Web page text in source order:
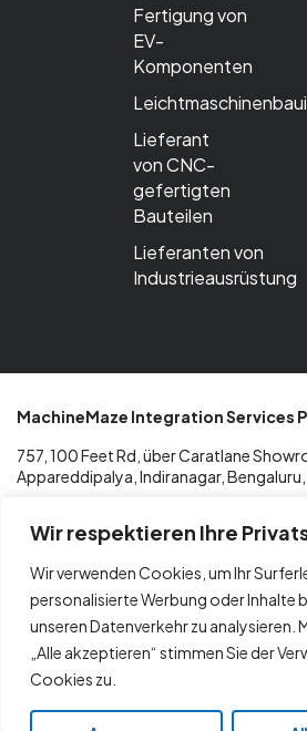
Wir respektieren Ihre
Wir verwenden Cookies, um Ihr
personalisierte Werbung oder Inhalte
unseren Datenverkehr zu analysieren.
„Alle akzeptieren“ stimmen Sie der
Cookies zu.
Fertigung von
EV-
Komponenten
Lieferant
von CNC-
gefertigten
Bauteilen
Lieferanten von
Industrieausrüstung
MachineMaze Integration Services
757, 100 Feet Rd, über Caratlane
Appareddipalya, Indiranagar,
T: +91 96068 02433
E: info@machinemaze.de
© 2026 Maschinenlabyrinth